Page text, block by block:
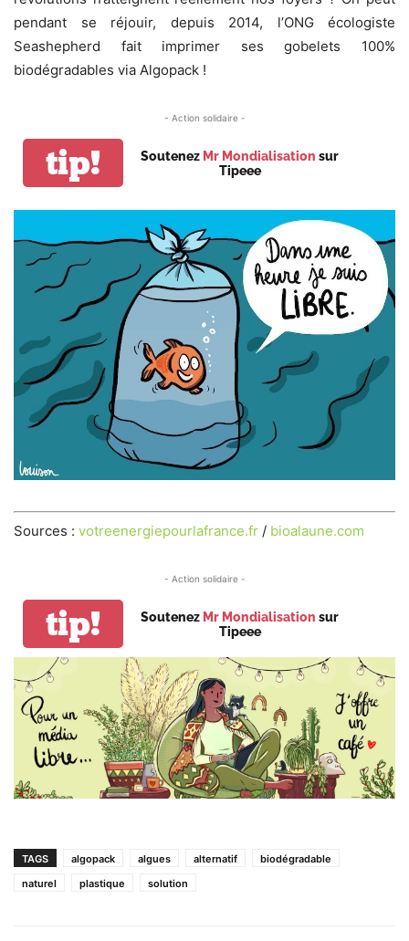
pendant se réjouir, depuis 2014, l’ONG écologiste
Seashepherd fait imprimer ses gobelets 100%
biodégradables via Algopack !
- Action solidaire -
tip! Soutenez Mr Mondialisation sur
Tipeee
Sources : votreenergiepourlafrance.fr / bioalaune.com
- Action solidaire -
tip! Soutenez Mr Mondialisation sur
Tipeee
TAGS algopack algues alternatif
biodégradable
naturel
plastique solution